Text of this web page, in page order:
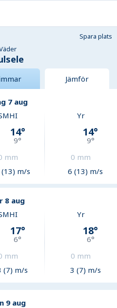
Spara plats
Jämför
7 aug
14°
9°
mm
m/s
Yr
14°
9°
0 mm
6 (13) m/s
8 aug
17°
6°
mm
(7) m/s
Yr
18°
6°
0 mm
3 (7) m/s
9 aug